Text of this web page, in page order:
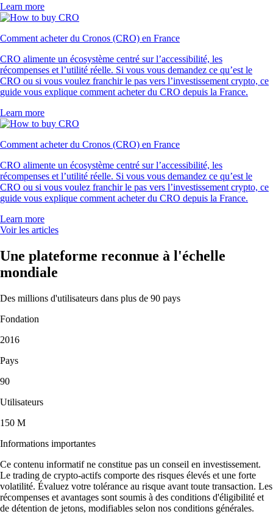
Learn more
Comment acheter du Cronos (CRO) en France
CRO alimente un écosystème centré sur l’accessibilité, les
récompenses et l’utilité réelle. Si vous vous demandez ce qu’est le
CRO ou si vous voulez franchir le pas vers l’investissement crypto, ce
guide vous explique comment acheter du CRO depuis la France.
Learn more
Comment acheter du Cronos (CRO) en France
CRO alimente un écosystème centré sur l’accessibilité, les
récompenses et l’utilité réelle. Si vous vous demandez ce qu’est le
CRO ou si vous voulez franchir le pas vers l’investissement crypto, ce
guide vous explique comment acheter du CRO depuis la France.
Learn more
Voir les articles
Une plateforme reconnue à l'échelle
mondiale
Des millions d'utilisateurs dans plus de 90 pays
Fondation
2016
Pays
90
Utilisateurs
150 M
Informations importantes
Ce contenu informatif ne constitue pas un conseil en investissement.
Le trading de crypto-actifs comporte des risques élevés et une forte
volatilité. Évaluez votre tolérance au risque avant toute transaction. Les
récompenses et avantages sont soumis à des conditions d'éligibilité et
de détention de jetons, modifiables selon nos conditions générales.